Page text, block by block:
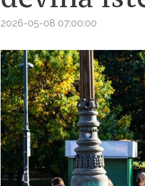
2026-05-08 07:00:00